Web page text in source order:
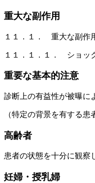
重大な副作用
１１．１． 重大な副作
１１．１．１． ショッ
重要な基本的注意
診断上の有益性が被曝に
（特定の背景を有する患
高齢者
患者の状態を十分に観察
妊婦・授乳婦